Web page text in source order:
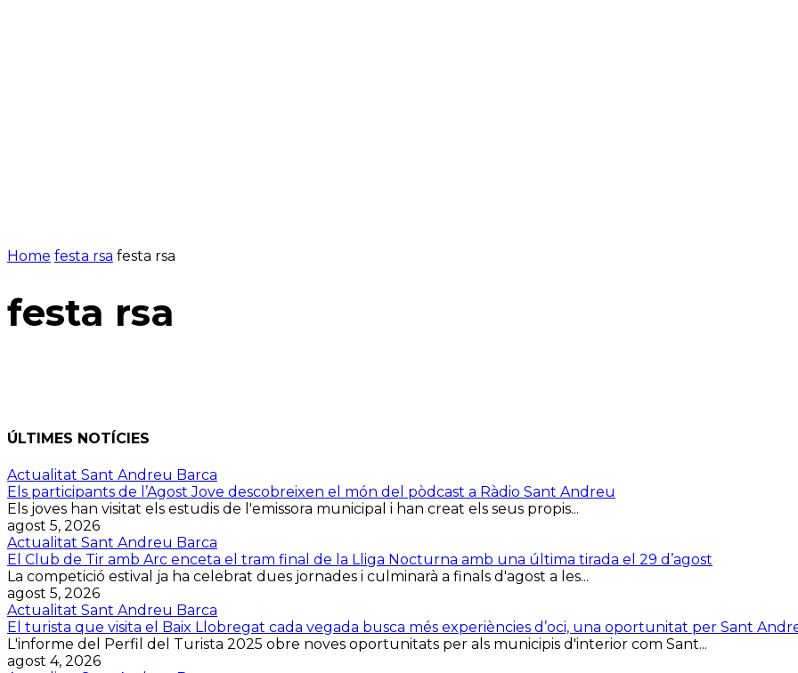
Home festa rsa festa rsa
festa rsa
ÚLTIMES NOTÍCIES
Actualitat Sant Andreu Barca
Els participants de l’Agost Jove descobreixen el món del pòdcast a Ràdio Sant Andreu
Els joves han visitat els estudis de l'emissora municipal i han creat els seus propis...
agost 5, 2026
Actualitat Sant Andreu Barca
El Club de Tir amb Arc enceta el tram final de la Lliga Nocturna amb una última tirada el 29 d’agost
La competició estival ja ha celebrat dues jornades i culminarà a finals d'agost a les...
agost 5, 2026
Actualitat Sant Andreu Barca
El turista que visita el Baix Llobregat cada vegada busca més experiències d’oci, una oportunitat per Sant
L'informe del Perfil del Turista 2025 obre noves oportunitats per als municipis d'interior com Sant...
agost 4, 2026